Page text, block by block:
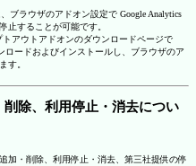
ブラウザのアドオン設定で Google Analytics
止することが可能です。
トアウトアドオンのダウンロードページで
ロードおよびインストールし、ブラウザのア
す。
除、利用停止・消去につい
加・削除、利用停止・消去、第三社提供の停